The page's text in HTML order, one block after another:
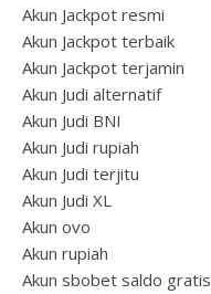
Akun Jackpot resmi
Akun Jackpot terbaik
Akun Jackpot terjamin
Akun Judi alternatif
Akun Judi BNI
Akun Judi rupiah
Akun Judi terjitu
Akun Judi XL
Akun ovo
Akun rupiah
Akun sbobet saldo gratis